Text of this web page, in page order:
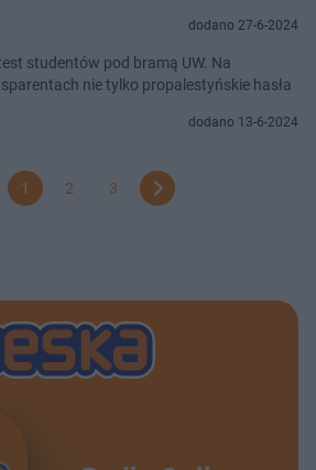
dodano 27-6-2024
studentów pod bramą UW. Na
nie tylko propalestyńskie hasła
dodano 13-6-2024
1 2 3